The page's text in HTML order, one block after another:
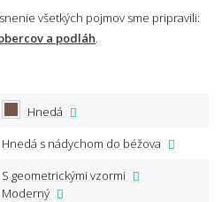
všetkých pojmov sme pripravili:
a podláh
Hnedá
Hnedá s nádychom do béžova
S geometrickými vzormi
Moderný